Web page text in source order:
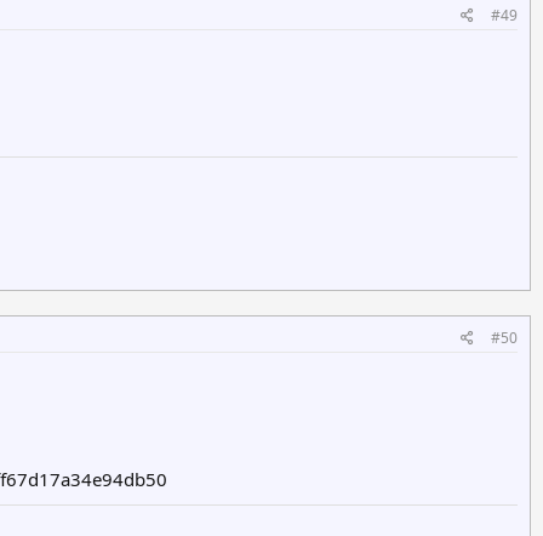
#49
#50